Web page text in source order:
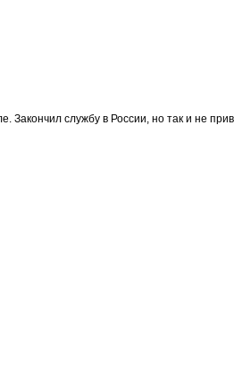
службу в России, но так и не